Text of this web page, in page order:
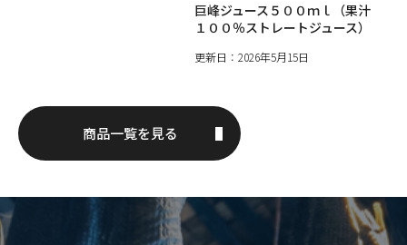
巨峰ジュース５００ｍｌ（果汁
１００％ストレートジュース）
更新日：2026年5月15日
商品一覧を見る